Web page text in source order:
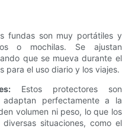
fundas son muy portátiles y
o mochilas. Se ajustan
que se mueva durante el
para el uso diario y los viajes.
Estos protectores son
perfectamente a la
volumen ni peso, lo que los
situaciones, como el